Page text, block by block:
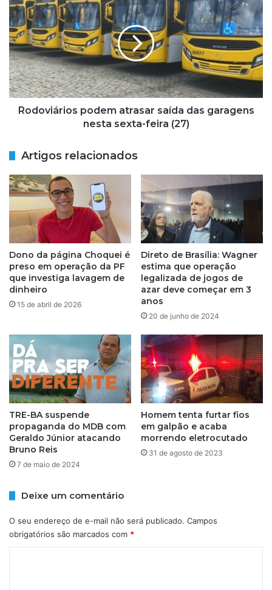
i
a
n
ç
a
s
é
a
b
d
a
e
t
m
e
r
e
a
d
o
s
a
l
u
n
o
s
f
r
t
a
o
d
o
v
i
á
r
i
d
e
m
a
t
a
s
a
r
s
a
d
s
g
a
r
a
g
e
n
n
s
t
Rodoviários podem atrasar saída das garagens
nesta sexta-feira (27)
Artigos relacionados
Dono da página Choquei é
preso em operação da PF
que investiga lavagem de
dinheiro
15 de abril de 2026
Direto de Brasília: Wagner
estima que operação
legalizada de jogos de
azar deve começar em 3
anos
20 de junho de 2024
TRE-BA suspende
propaganda do MDB com
Geraldo Júnior atacando
Bruno Reis
7 de maio de 2024
Homem tenta furtar fios
em galpão e acaba
morrendo eletrocutado
31 de agosto de 2023
Deixe um comentário
O seu endereço de e-mail não será publicado. Campos
obrigatórios são marcados com *